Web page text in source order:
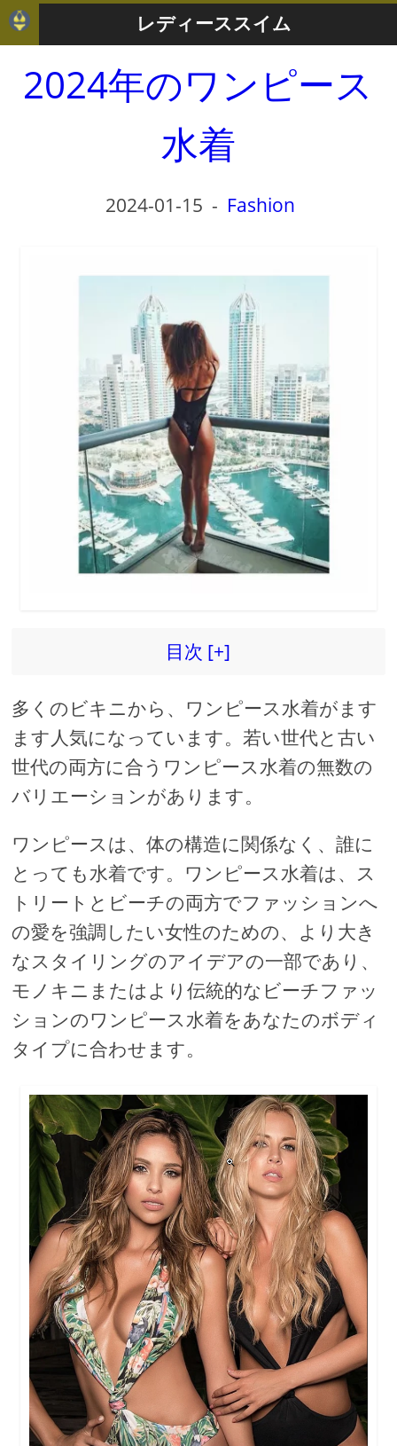
レディーススイム
2024年のワンピース
水着
2024-01-15 - Fashion
目次 [+]
多くのビキニから、ワンピース水着がます
ます人気になっています。若い世代と古い
世代の両方に合うワンピース水着の無数の
バリエーションがあります。
ワンピースは、体の構造に関係なく、誰に
とっても水着です。ワンピース水着は、ス
トリートとビーチの両方でファッションへ
の愛を強調したい女性のための、より大き
なスタイリングのアイデアの一部であり、
モノキニまたはより伝統的なビーチファッ
ションのワンピース水着をあなたのボディ
タイプに合わせます。